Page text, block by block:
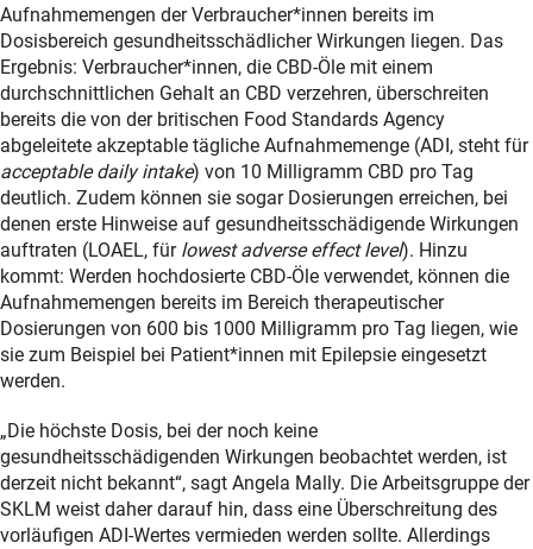
Aufnahmemengen der Verbraucher*innen bereits im
Dosisbereich gesundheitsschädlicher Wirkungen liegen. Das
Ergebnis: Verbraucher*innen, die CBD-Öle mit einem
durchschnittlichen Gehalt an CBD verzehren, überschreiten
bereits die von der britischen Food Standards Agency
abgeleitete akzeptable tägliche Aufnahmemenge (ADI, steht für
acceptable daily intake) von 10 Milligramm CBD pro Tag
deutlich. Zudem können sie sogar Dosierungen erreichen, bei
denen erste Hinweise auf gesundheitsschädigende Wirkungen
auftraten (LOAEL, für lowest adverse effect level). Hinzu
kommt: Werden hochdosierte CBD-Öle verwendet, können die
Aufnahmemengen bereits im Bereich therapeutischer
Dosierungen von 600 bis 1000 Milligramm pro Tag liegen, wie
sie zum Beispiel bei Patient*innen mit Epilepsie eingesetzt
werden.
„Die höchste Dosis, bei der noch keine
gesundheitsschädigenden Wirkungen beobachtet werden, ist
derzeit nicht bekannt“, sagt Angela Mally. Die Arbeitsgruppe der
SKLM weist daher darauf hin, dass eine Überschreitung des
vorläufigen ADI-Wertes vermieden werden sollte. Allerdings